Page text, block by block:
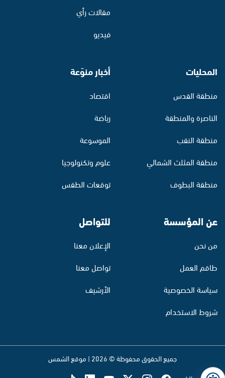
مقالات رأي
فيديو
المحليات
منطقة القدس
الناصرة والمنطقة
منطقة النقب
منطقة المثلث الشمالي
منطقة البطوف
أخبار منوّعة
اقتصاد
رياضة
الموسوعة
علوم وتكنولوجيا
توقعات الطقس
عن المؤسسة
من نحن
طاقم العمل
سياسة الخصوصية
شروط الاستخدام
للتواصل
الإعلان معنا
تواصل معنا
الأرشيف
جميع الحقوق محفوظة © 2026 | موقع الشمس